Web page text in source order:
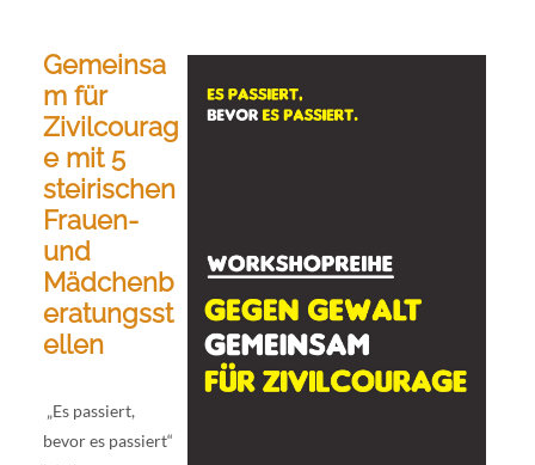
Gemeinsa
m für
Zivilcourag
e mit 5
steirischen
Frauen-
und
Mädchenb
eratungsst
ellen
„Es passiert,
bevor es passiert“